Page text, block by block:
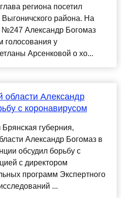
региона посетил
Выгоничского района. На
№247 Александр Богомаз
голосования у
Арсенковой о хо...
области Александр
с коронавирусом
губерния,
Александр Богомаз в
обсудил борьбу с
с директором
программ Экспертного
...